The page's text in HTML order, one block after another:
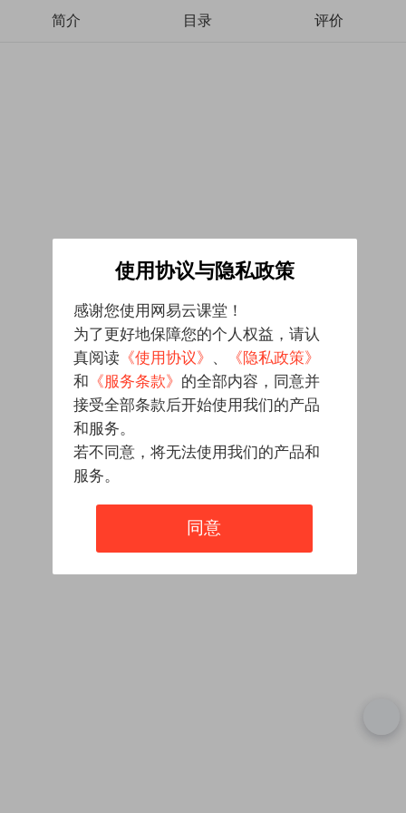
简介 目录 评价
使用协议与隐私政策
感谢您使用网易云课堂！
为了更好地保障您的个人权益，请认
真阅读 《使用协议》 、
《隐私政策》
和 《服务条款》 的全部内容，同意并
接受全部条款后开始使用我们的产品
和服务。
若不同意，将无法使用我们的产品和
服务。
同意